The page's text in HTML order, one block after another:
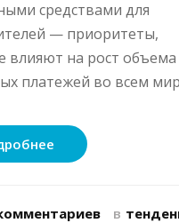
средствами для
— приоритеты,
влияют на рост объема
платежей во всем
в